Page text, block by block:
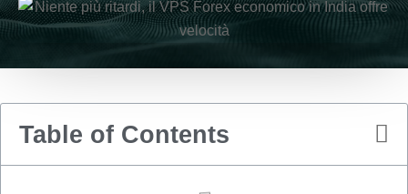
Table of Contents